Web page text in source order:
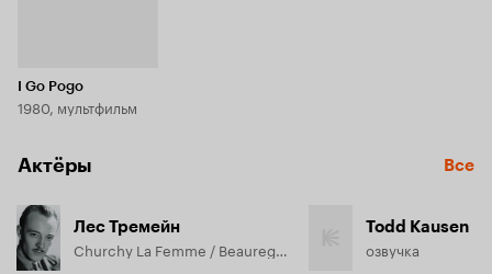
I Go Pogo
1980, мультфильм
Актёры Все
Лес Тремейн
Churchy La Femme / Beauregard, озвучка
Todd Kausen
озвучка